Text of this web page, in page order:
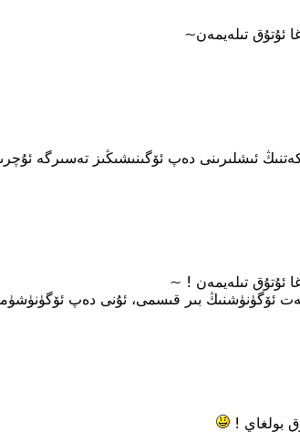
ئۇتۇق تىلەيمەن~
ئىشلىرىنى دەپ ئۆگىنىشىڭىز تەسىرگە
ئۇتۇق تىلەيمەن ! ~
ئۆگۈنۈشنىڭ بىر قىسمى، ئۇنى دەپ
بولغاي !